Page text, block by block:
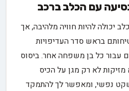
עם הכלב ברכב
יכולה להיות חוויה מלהיבה, אך
בראש סדר העדיפויות
עבור כל בן משפחה אחר. ביסוס
לא רק מגן על הכיס
נפשי, ומאפשר לך להתמקד